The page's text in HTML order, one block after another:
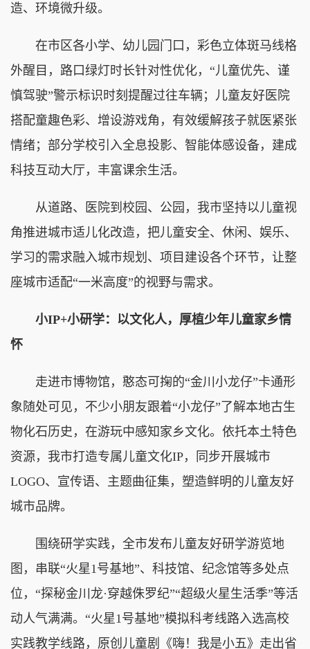
造、环境微升级。
在市区各小学、幼儿园门口，彩色立体斑马线格
外醒目，路口绿灯时长针对性优化，“儿童优先、谨
慎驾驶”警示标识时刻提醒过往车辆；儿童友好医院
搭配童趣色彩、增设游戏角，有效缓解孩子就医紧张
情绪；部分学校引入全息投影、智能体感设备，建成
科技互动大厅，丰富课余生活。
从道路、医院到校园、公园，我市坚持以儿童视
角推进城市适儿化改造，把儿童安全、休闲、娱乐、
学习的需求融入城市规划、项目建设各个环节，让整
座城市适配“一米高度”的视野与需求。
小IP+小研学：以文化人，厚植少年儿童家乡情
怀
走进市博物馆，憨态可掬的“金川小龙仔”卡通形
象随处可见，不少小朋友跟着“小龙仔”了解本地古生
物化石历史，在游玩中感知家乡文化。依托本土特色
资源，我市打造专属儿童文化IP，同步开展城市
LOGO、宣传语、主题曲征集，塑造鲜明的儿童友好
城市品牌。
围绕研学实践，全市发布儿童友好研学游览地
图，串联“火星1号基地”、科技馆、纪念馆等多处点
位，“探秘金川龙·穿越侏罗纪”“超级火星生活季”等活
动人气满满。“火星1号基地”模拟科考线路入选高校
实践教学线路，原创儿童剧《嗨！我是小五》走出省